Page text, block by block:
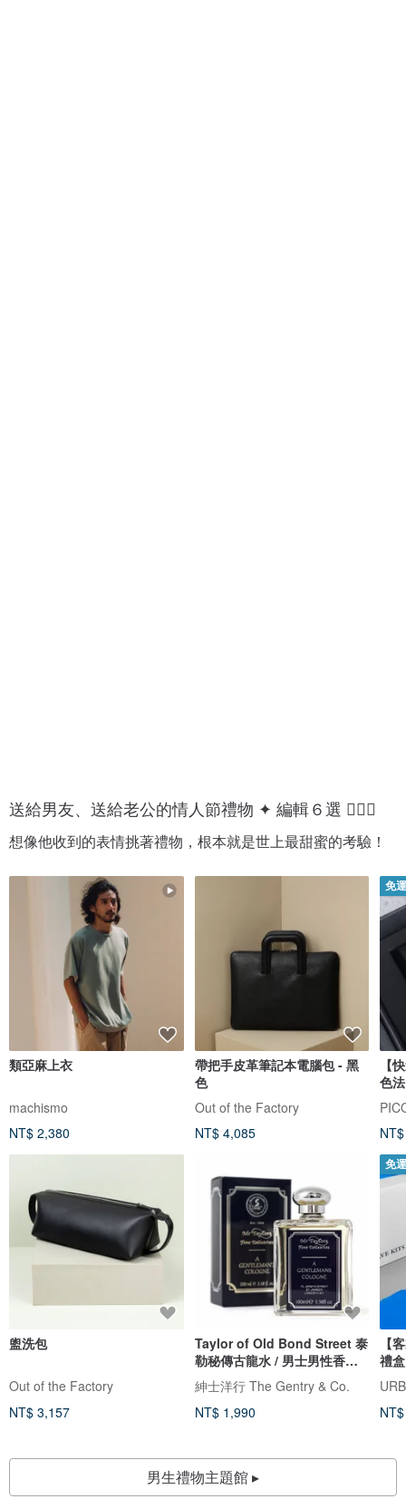
送給男友、送給老公的情人節禮物 ✦ 編輯６選 💁🏻‍♂️
想像他收到的表情挑著禮物，根本就是世上最甜蜜的考驗！
類亞麻上衣
machismo
NT$ 2,380
盥洗包
Out of the Factory
NT$ 3,157
帶把手皮革筆記本電腦包 - 黑
色
Out of the Factory
NT$ 4,085
Taylor of Old Bond Street 泰
勒秘傳古龍水 / 男士男性香水
香氛
紳士洋行 The Gentry & Co.
NT$ 1,990
免
【
色
免
【
禮
男生禮物主題館 ▸